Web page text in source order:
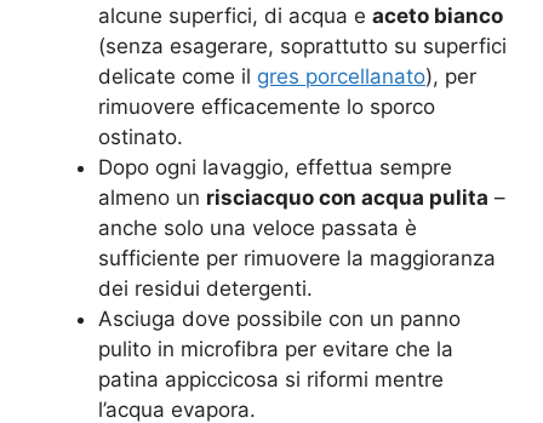
alcune superfici, di acqua e aceto bianco
(senza esagerare, soprattutto su superfici
delicate come il gres porcellanato), per
rimuovere efficacemente lo sporco
ostinato.
Dopo ogni lavaggio, effettua sempre
almeno un risciacquo con acqua pulita –
anche solo una veloce passata è
sufficiente per rimuovere la maggioranza
dei residui detergenti.
Asciuga dove possibile con un panno
pulito in microfibra per evitare che la
patina appiccicosa si riformi mentre
l’acqua evapora.